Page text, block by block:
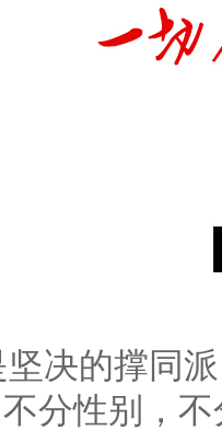
决的撑同
分性别，